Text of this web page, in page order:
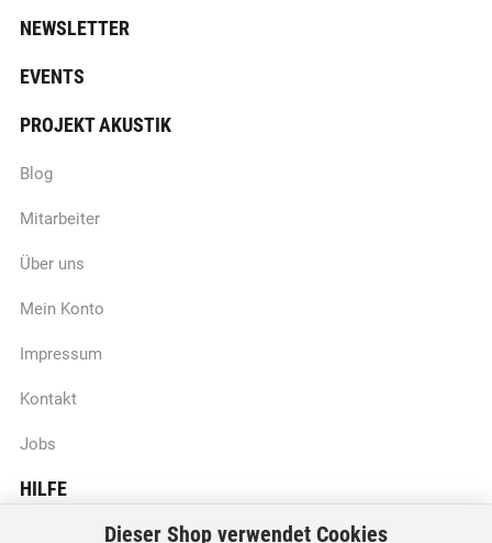
NEWSLETTER
EVENTS
PROJEKT AKUSTIK
Blog
Mitarbeiter
Über uns
Mein Konto
Impressum
Kontakt
Jobs
HILFE
Batteriegesetzhinweise
Dieser Shop verwendet Cookies